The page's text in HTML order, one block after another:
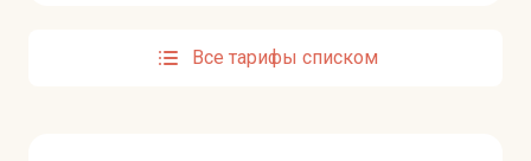
Все тарифы списком